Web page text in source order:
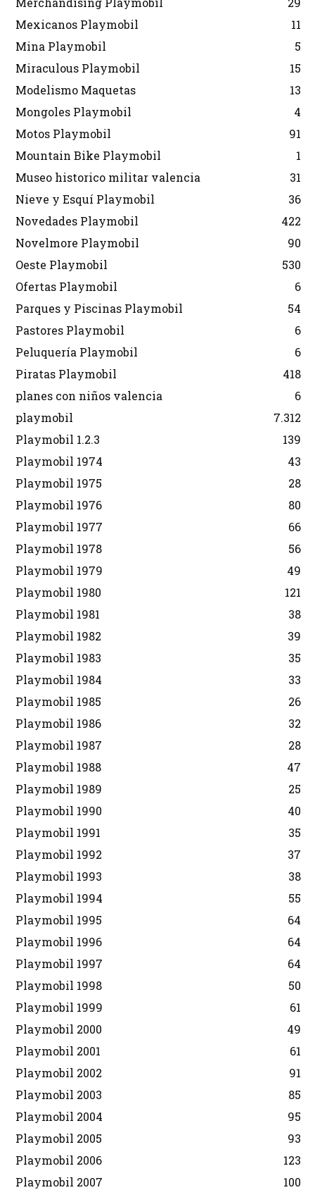
Mexicanos Playmobil
11
Mina Playmobil
5
Miraculous Playmobil
15
Modelismo Maquetas
13
Mongoles Playmobil
4
Motos Playmobil
91
Mountain Bike Playmobil
1
Museo historico militar valencia
31
Nieve y Esquí Playmobil
36
Novedades Playmobil
422
Novelmore Playmobil
90
Oeste Playmobil
530
Ofertas Playmobil
6
Parques y Piscinas Playmobil
54
Pastores Playmobil
6
Peluquería Playmobil
6
Piratas Playmobil
418
planes con niños valencia
6
playmobil
7.312
Playmobil 1.2.3
139
Playmobil 1974
43
Playmobil 1975
28
Playmobil 1976
80
Playmobil 1977
66
Playmobil 1978
56
Playmobil 1979
49
Playmobil 1980
121
Playmobil 1981
38
Playmobil 1982
39
Playmobil 1983
35
Playmobil 1984
33
Playmobil 1985
26
Playmobil 1986
32
Playmobil 1987
28
Playmobil 1988
47
Playmobil 1989
25
Playmobil 1990
40
Playmobil 1991
35
Playmobil 1992
37
Playmobil 1993
38
Playmobil 1994
55
Playmobil 1995
64
Playmobil 1996
64
Playmobil 1997
64
Playmobil 1998
50
Playmobil 1999
61
Playmobil 2000
49
Playmobil 2001
61
Playmobil 2002
91
Playmobil 2003
85
Playmobil 2004
95
Playmobil 2005
93
Playmobil 2006
123
Playmobil 2007
100